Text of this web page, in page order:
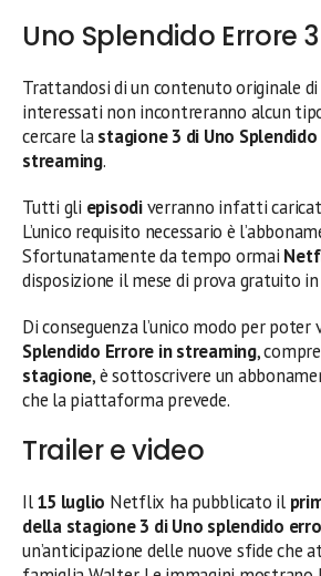
Uno Splendido Errore
Trattandosi di un contenuto originale di
interessati non incontreranno alcun
cercare lastagione 3 di Uno
streaming.
Tutti gli episodiverranno infatti
L’unico requisito necessario è
Sfortunatamente da tempo ormai
disposizione il mese di prova gratuito
Di conseguenza l’unico modo per poter
Splendido Errore in streaming,
stagione, è sottoscrivere un
che la piattaforma prevede.
Trailer e video
Il15 luglio Netflix ha pubblicato il
della stagione 3 di Uno splendido
un’anticipazione delle nuove sfide che